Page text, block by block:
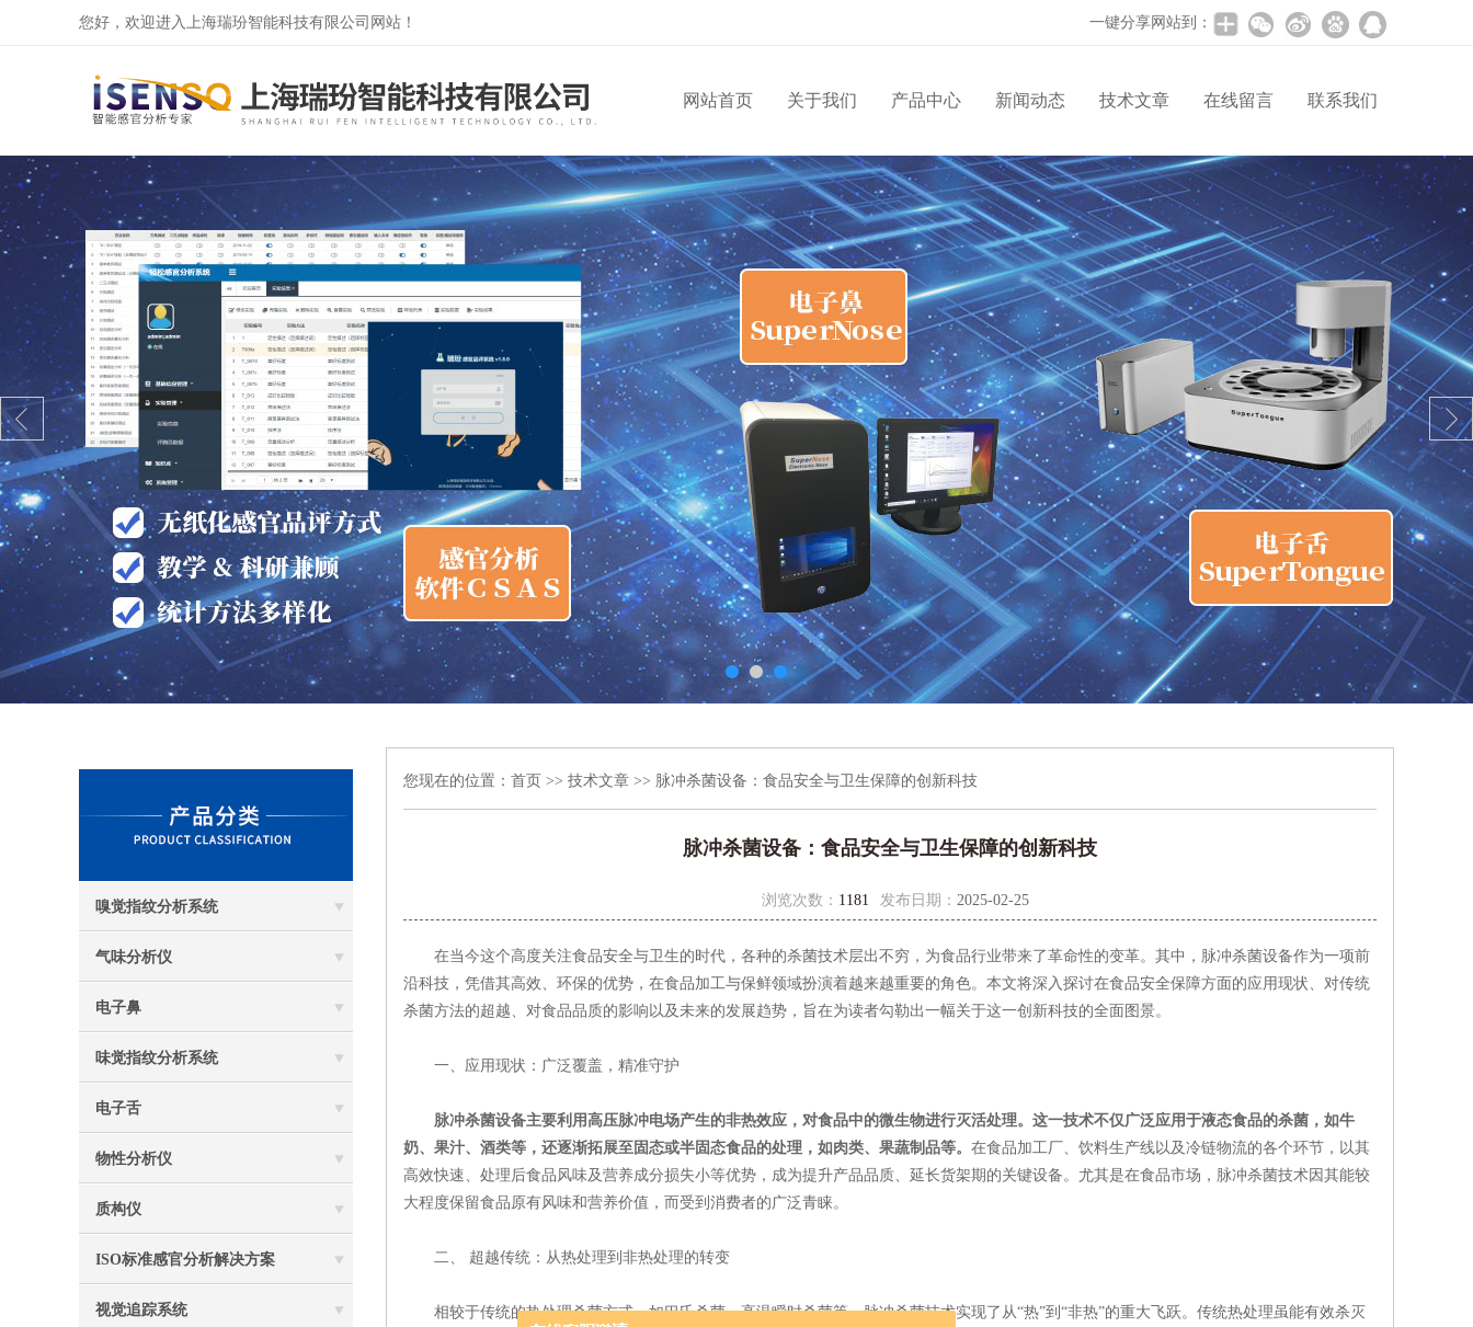
您好，欢迎进入上海瑞玢智能科技有限公司网站！ 一键分享网站到：
网站首页 关于我们 产品中心 新闻动态 技术文章 在线留言 联系我们
嗅觉指纹分析系统
气味分析仪
电子鼻
味觉指纹分析系统
电子舌
物性分析仪
质构仪
ISO标准感官分析解决方案
视觉追踪系统
您现在的位置： 首页 >> 技术文章 >> 脉冲杀菌设备：食品安全与卫生保障的创新科技
脉冲杀菌设备：食品安全与卫生保障的创新科技
浏览次数： 1181 发布日期： 2025-02-25
在当今这个高度关注食品安全与卫生的时代，各种的杀菌技术层出不穷，为食品行业带来了革命性的变革。其中，脉冲杀菌设备作为一项前
沿科技，凭借其高效、环保的优势，在食品加工与保鲜领域扮演着越来越重要的角色。本文将深入探讨在食品安全保障方面的应用现状、对传统
杀菌方法的超越、对食品品质的影响以及未来的发展趋势，旨在为读者勾勒出一幅关于这一创新科技的全面图景。
一、应用现状：广泛覆盖，精准守护
脉冲杀菌设备主要利用高压脉冲电场产生的非热效应，对食品中的微生物进行灭活处理。这一技术不仅广泛应用于液态食品的杀菌，如牛
奶、果汁、酒类等，还逐渐拓展至固态或半固态食品的处理，如肉类、果蔬制品等。 在食品加工厂、饮料生产线以及冷链物流的各个环节，以其
高效快速、处理后食品风味及营养成分损失小等优势，成为提升产品品质、延长货架期的关键设备。尤其是在食品市场，脉冲杀菌技术因其能较
大程度保留食品原有风味和营养价值，而受到消费者的广泛青睐。
二、 超越传统：从热处理到非热处理的转变
相较于传统的热处理杀菌方式，如巴氏杀菌、高温瞬时杀菌等，脉冲杀菌技术实现了从“热”到“非热”的重大飞跃。传统热处理虽能有效杀灭